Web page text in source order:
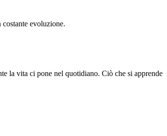
evoluzione.
la vita ci pone nel quotidiano. Ciò che si apprende